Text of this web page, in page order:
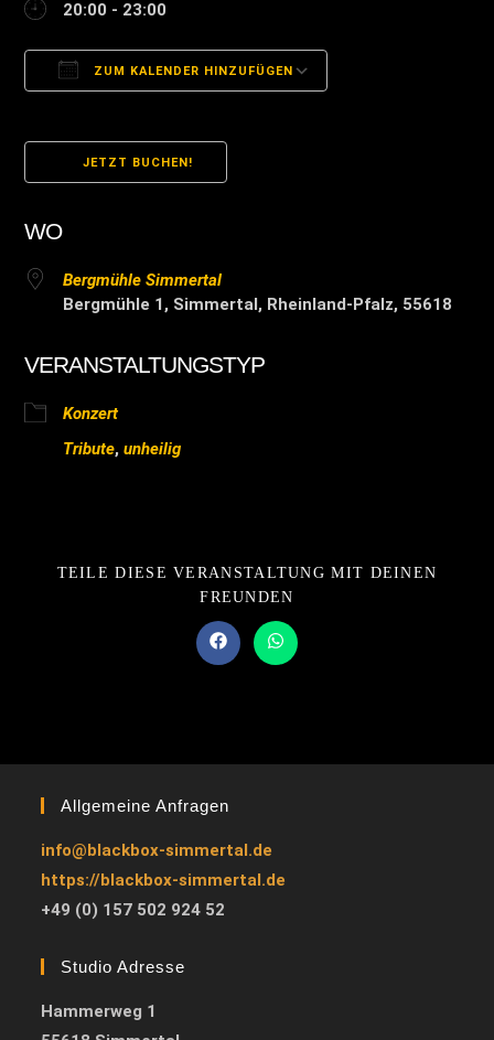
20:00 - 23:00
ZUM KALENDER HINZUFÜGEN
JETZT BUCHEN!
WO
Bergmühle Simmertal
Bergmühle 1, Simmertal, Rheinland-Pfalz, 55618
VERANSTALTUNGSTYP
Konzert
Tribute,unheilig
TEILE DIESE VERANSTALTUNG MIT DEINEN
FREUNDEN
Allgemeine Anfragen
info@blackbox-simmertal.de
https://blackbox-simmertal.de
+49 (0) 157 502 924 52
Studio Adresse
Hammerweg 1